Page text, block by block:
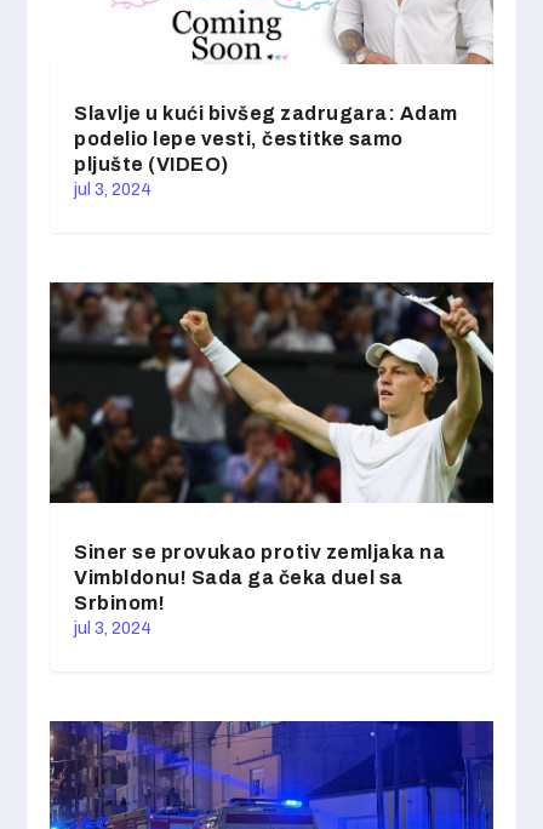
Slavlje u kući bivšeg zadrugara: Adam
podelio lepe vesti, čestitke samo
pljušte (VIDEO)
jul 3, 2024
Siner se provukao protiv zemljaka na
Vimbldonu! Sada ga čeka duel sa
Srbinom!
jul 3, 2024